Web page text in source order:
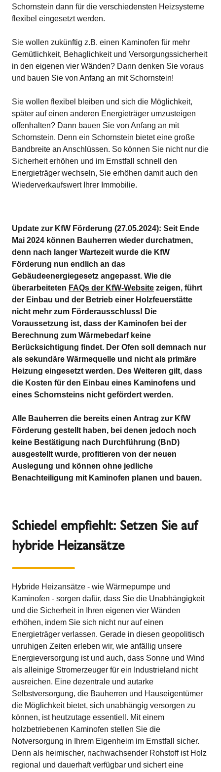
Schornstein dann für die verschiedensten Heizsysteme
flexibel eingesetzt werden.
Sie wollen zukünftig z.B. einen Kaminofen für mehr
Gemütlichkeit, Behaglichkeit und Versorgungssicherheit
in den eigenen vier Wänden? Dann denken Sie voraus
und bauen Sie von Anfang an mit Schornstein!
Sie wollen flexibel bleiben und sich die Möglichkeit,
später auf einen anderen Energieträger umzusteigen
offenhalten? Dann bauen Sie von Anfang an mit
Schornstein. Denn ein Schornstein bietet eine große
Bandbreite an Anschlüssen. So können Sie nicht nur die
Sicherheit erhöhen und im Ernstfall schnell den
Energieträger wechseln, Sie erhöhen damit auch den
Wiederverkaufswert Ihrer Immobilie.
Update zur KfW Förderung (27.05.2024): Seit Ende
Mai 2024 können Bauherren wieder durchatmen,
denn nach langer Wartezeit wurde die KfW
Förderung nun endlich an das
Gebäudeenergiegesetz angepasst. Wie die
überarbeiteten FAQs der KfW-Website zeigen, führt
der Einbau und der Betrieb einer Holzfeuerstätte
nicht mehr zum Förderausschluss! Die
Voraussetzung ist, dass der Kaminofen bei der
Berechnung zum Wärmebedarf keine
Berücksichtigung findet. Der Ofen soll demnach nur
als sekundäre Wärmequelle und nicht als primäre
Heizung eingesetzt werden. Des Weiteren gilt, dass
die Kosten für den Einbau eines Kamin­ofens und
eines Schornsteins nicht gefördert werden.
Alle Bauherren die bereits einen Antrag zur KfW
Förderung gestellt haben, bei denen jedoch noch
keine Bestätigung nach Durch­führung (BnD)
ausgestellt wurde, profitieren von der neuen
Auslegung und können ohne jedliche
Benachteiligung mit Kaminofen planen und bauen.
Schiedel empfiehlt: Setzen Sie auf
hybride Heizansätze
Hybride Heizansätze - wie Wärmepumpe und
Kaminofen - sorgen dafür, dass Sie die Unabhängigkeit
und die Sicherheit in Ihren eigenen vier Wänden
erhöhen, indem Sie sich nicht nur auf einen
Energieträger verlassen. Gerade in diesen geopolitisch
unruhigen Zeiten erleben wir, wie anfällig unsere
Energieversorgung ist und auch, dass Sonne und Wind
als alleinige Stromerzeuger für ein Industrieland nicht
ausreichen. Eine dezentrale und autarke
Selbstversorgung, die Bauherren und Hauseigentümer
die Möglichkeit bietet, sich unabhängig versorgen zu
können, ist heutzutage essentiell. Mit einem
holzbetriebenen Kaminofen stellen Sie die
Notversorgung in Ihrem Eigenheim im Ernstfall sicher.
Denn als heimischer, nachwachsender Rohstoff ist Holz
regional und dauerhaft verfügbar und sichert eine